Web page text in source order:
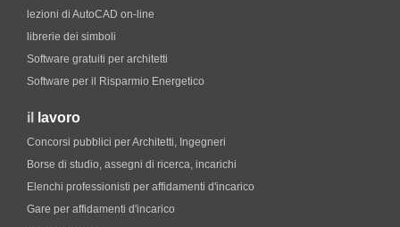
lezioni di AutoCAD on-line
librerie dei simboli
Software gratuiti per architetti
Software per il Risparmio Energetico
il lavoro
Concorsi pubblici per Architetti, Ingegneri
Borse di studio, assegni di ricerca, incarichi
Elenchi professionisti per affidamenti d'incarico
Gare per affidamenti d'incarico